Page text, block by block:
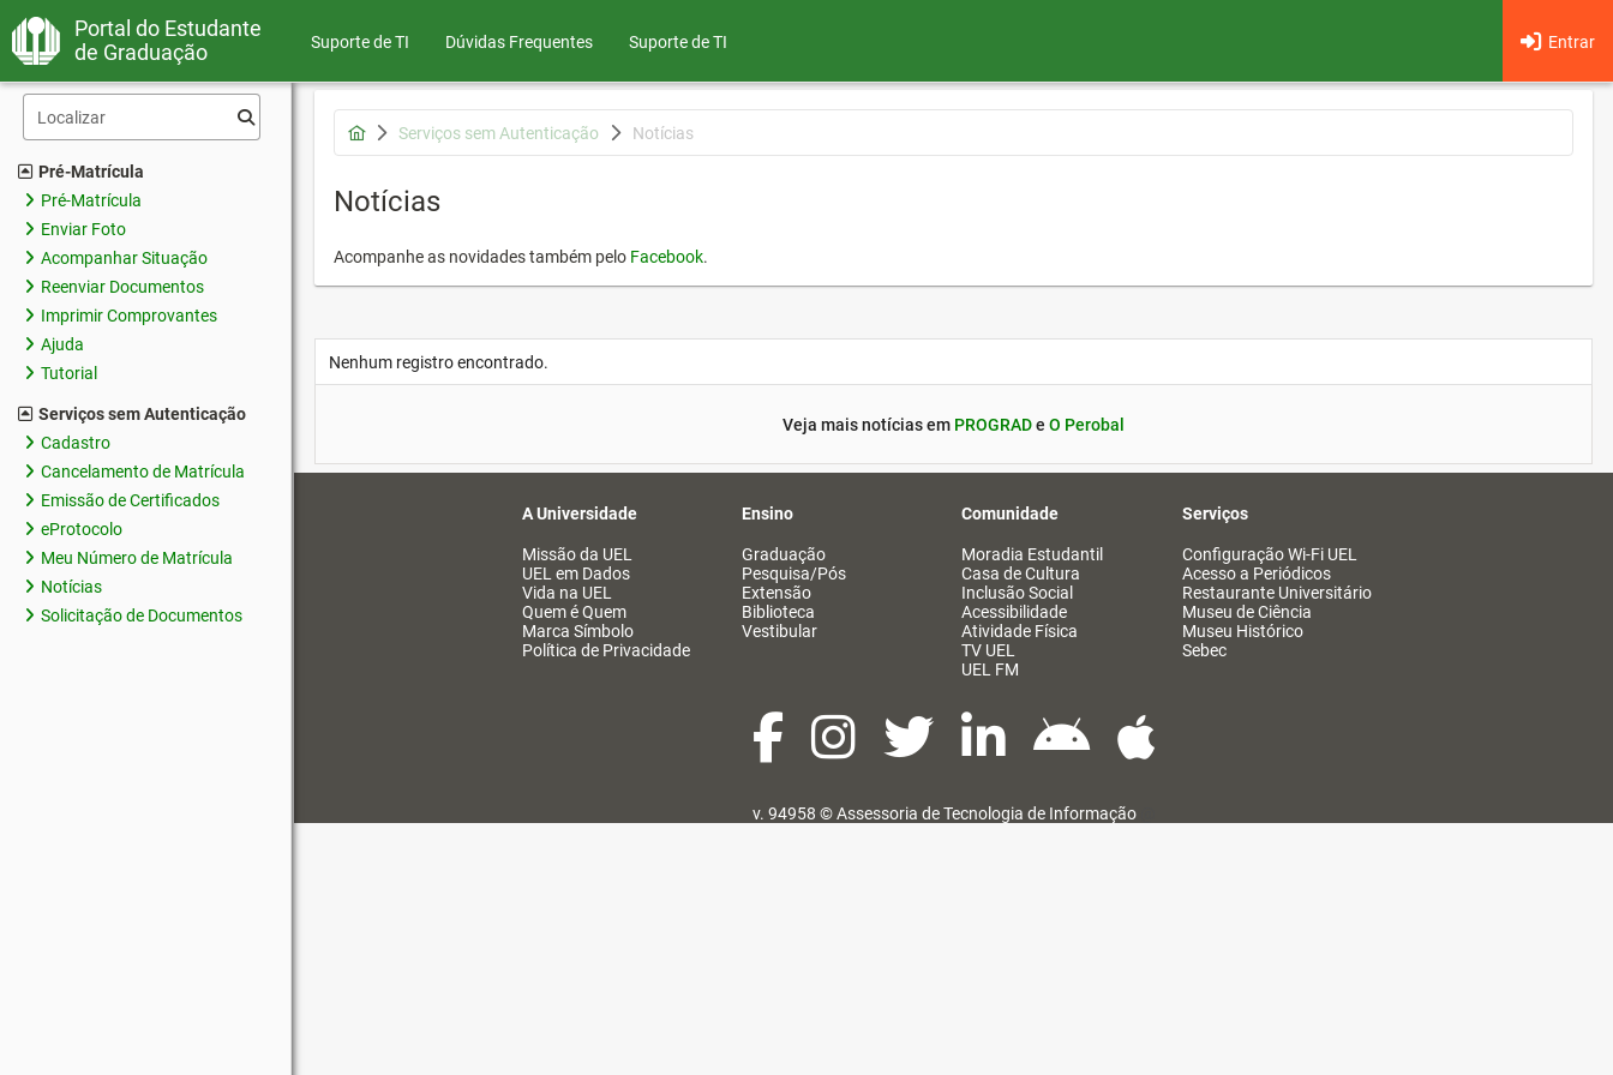
Portal do Estudante
de Graduação
Suporte de TI Dúvidas Frequentes Entrar
Suporte de TI
Pré-Matrícula
Pré-Matrícula
Enviar Foto
Acompanhar Situação
Reenviar Documentos
Imprimir Comprovantes
Ajuda
Tutorial
Serviços sem Autenticação
Cadastro
Cancelamento de Matrícula
Emissão de Certificados
eProtocolo
Meu Número de Matrícula
Notícias
Solicitação de Documentos
Serviços sem Autenticação Notícias
Notícias
Acompanhe as novidades também pelo Facebook.
Nenhum registro encontrado.
Veja mais notícias em PROGRADe O Perobal
A Universidade
Missão da UEL
UEL em Dados
Vida na UEL
Quem é Quem
Marca Símbolo
Política de Privacidade
Ensino
Graduação
Pesquisa/Pós
Extensão
Biblioteca
Vestibular
Comunidade
Moradia Estudantil
Casa de Cultura
Inclusão Social
Acessibilidade
Atividade Física
TV UEL
UEL FM
Serviços
Configuração Wi-Fi UEL
Acesso a Periódicos
Restaurante Universitário
Museu de Ciência
Museu Histórico
Sebec
v. 94958 ©Assessoria de Tecnologia de Informação